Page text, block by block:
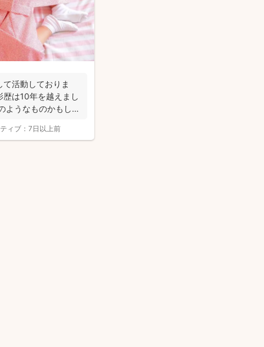
活動しておりま
は10年を越えまし
ようなものかもしれ
ィブ： 7日以上前